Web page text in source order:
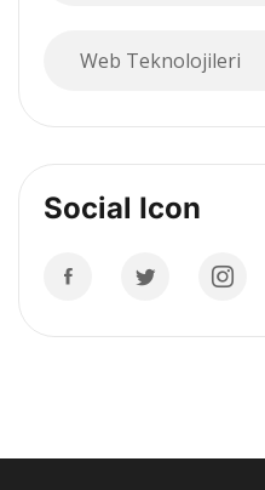
Web Teknolojileri
Social Icon